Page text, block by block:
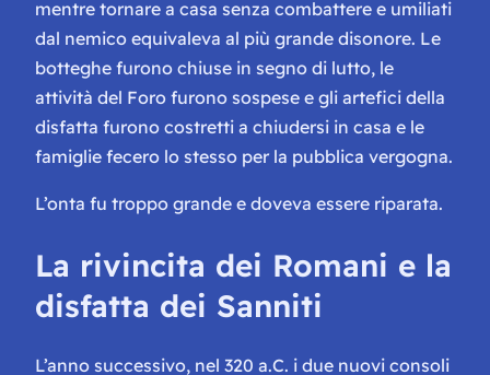
mentre tornare a casa senza combattere e umiliati
dal nemico equivaleva al più grande disonore. Le
botteghe furono chiuse in segno di lutto, le
attività del Foro furono sospese e gli artefici della
disfatta furono costretti a chiudersi in casa e le
famiglie fecero lo stesso per la pubblica vergogna.
L’onta fu troppo grande e doveva essere riparata.
La rivincita dei Romani e la
disfatta dei Sanniti
L’anno successivo, nel 320 a.C. i due nuovi consoli